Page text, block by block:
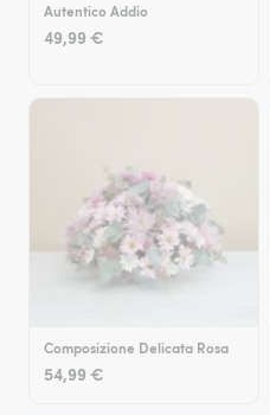
Autentico Addio
49,99 €
Composizione Delicata Rosa
54,99 €